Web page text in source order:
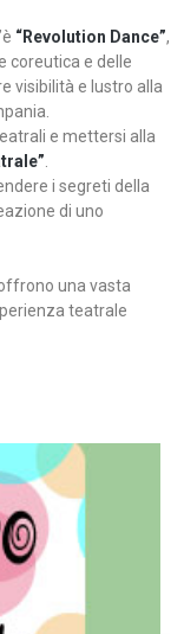
“Revolution Dance”,
coreutica e delle
visibilità e lustro alla
e mettersi alla
i segreti della
di uno
una vasta
teatrale
all’intera